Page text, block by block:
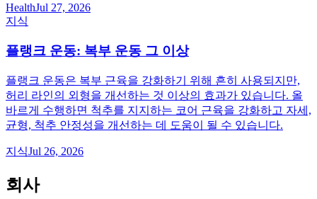
HealthJul 27, 2026
지식
플랭크 운동: 복부 운동 그 이상
플랭크 운동은 복부 근육을 강화하기 위해 흔히 사용되지만,
허리 라인의 외형을 개선하는 것 이상의 효과가 있습니다. 올
바르게 수행하면 척추를 지지하는 코어 근육을 강화하고 자세,
균형, 척추 안정성을 개선하는 데 도움이 될 수 있습니다.
지식Jul 26, 2026
회사